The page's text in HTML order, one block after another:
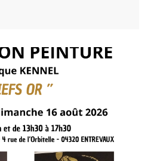
sa nouvelle exposition "Reliefs